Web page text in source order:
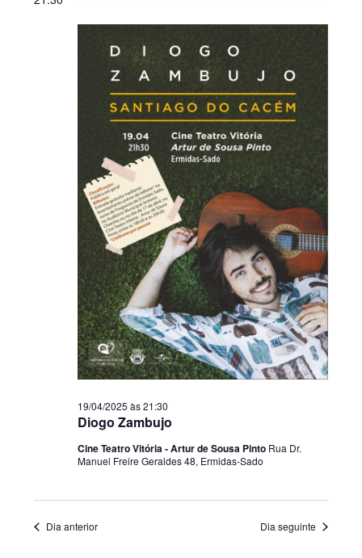
Diogo Zambujo
19/04/2025 às 21:30
Cine Teatro Vitória - Artur de Sousa Pinto Rua Dr.
Manuel Freire Geraldes 48, Ermidas-Sado
Dia anterior Dia seguinte